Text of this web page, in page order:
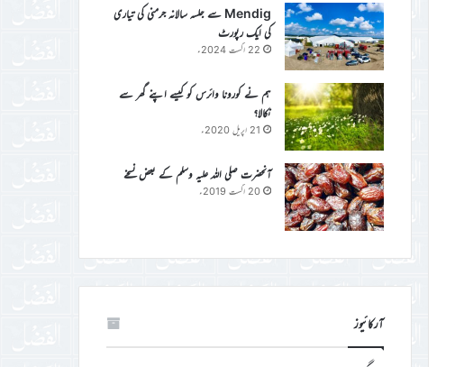
Mendig سے جلسہ سالانہ جرمنی کی تیاری
کی ایک رپورٹ
22 اگست 2024ء
ہم نے کورونا وائرس کو کیسے اپنے گھر سے
نکالا؟
21 اپریل 2020ء
آنحضرت صلی اللہ علیہ وسلم کے بعض نسخے
20 اگست 2019ء
آرکائیوز